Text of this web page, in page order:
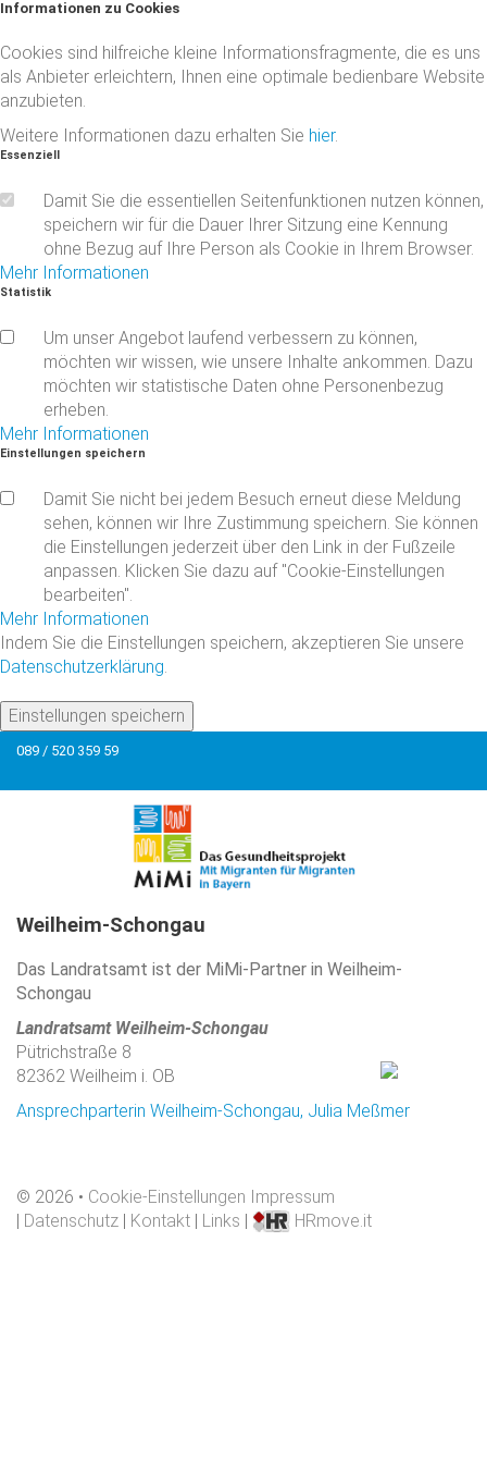
Informationen zu Cookies
Cookies sind hilfreiche kleine Informationsfragmente, die es uns
als Anbieter erleichtern, Ihnen eine optimale bedienbare Website
anzubieten.
Weitere Informationen dazu erhalten Sie hier.
Essenziell
Damit Sie die essentiellen Seitenfunktionen nutzen können,
speichern wir für die Dauer Ihrer Sitzung eine Kennung
ohne Bezug auf Ihre Person als Cookie in Ihrem Browser.
Mehr Informationen
Statistik
Um unser Angebot laufend verbessern zu können,
möchten wir wissen, wie unsere Inhalte ankommen. Dazu
möchten wir statistische Daten ohne Personenbezug
erheben.
Mehr Informationen
Einstellungen speichern
Damit Sie nicht bei jedem Besuch erneut diese Meldung
sehen, können wir Ihre Zustimmung speichern. Sie können
die Einstellungen jederzeit über den Link in der Fußzeile
anpassen. Klicken Sie dazu auf "Cookie-Einstellungen
bearbeiten".
Mehr Informationen
Indem Sie die Einstellungen speichern, akzeptieren Sie unsere
Datenschutzerklärung.
Einstellungen speichern
089 / 520 359 59
Weilheim-Schongau
Das Landratsamt ist der MiMi-Partner in Weilheim-
Schongau
Landratsamt Weilheim-Schongau
Pütrichstraße 8
82362 Weilheim i. OB
Ansprechparterin Weilheim-Schongau, Julia Meßmer
© 2026 Cookie-Einstellungen Impressum
| Datenschutz | Kontakt | Links | HRmove.it